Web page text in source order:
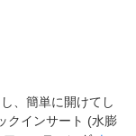
、簡単に開けてし
クインサート (水膨